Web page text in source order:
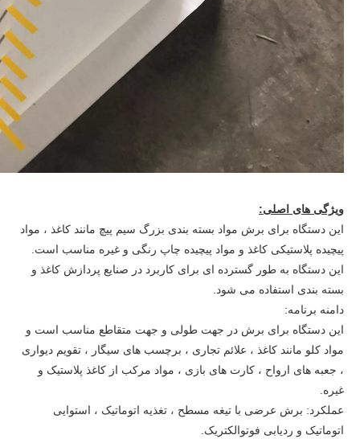
ویژگی های اصلی:
این دستگاه برای برش مواد بسته بندی بزرگ سیم پیچ مانند کاغذ ، مواد
پیچیده پلاستیکی کاغذ و مواد پیچیده چاپ رنگی و غیره مناسب است.
این دستگاه به طور گسترده ای برای کاربرد در صنایع پردازش کاغذ و
بسته بندی استفاده می شود.
دامنه برنامه:
این دستگاه برای برش در جهت طولی و جهت متقاطع مناسب است و
مواد کلو مانند کاغذ ، علائم تجاری ، برچسب های سیگار ، تقویم دیواری
، جعبه های ارواح ، کارت های بازی ، مواد مرکب از کاغذ پلاستیک و
غیره.
عملکرد: برش عرضی با تیغه مسطح ، تغذیه اتوماتیک ، استوایی
اتوماتیک و ردیابی فوتوالکتریک.